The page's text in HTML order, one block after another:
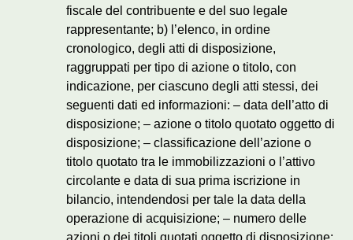
fiscale del contribuente e del suo legale
rappresentante; b) l’elenco, in ordine
cronologico, degli atti di disposizione,
raggruppati per tipo di azione o titolo, con
indicazione, per ciascuno degli atti stessi, dei
seguenti dati ed informazioni: – data dell’atto di
disposizione; – azione o titolo quotato oggetto di
disposizione; – classificazione dell’azione o
titolo quotato tra le immobilizzazioni o l’attivo
circolante e data di sua prima iscrizione in
bilancio, intendendosi per tale la data della
operazione di acquisizione; – numero delle